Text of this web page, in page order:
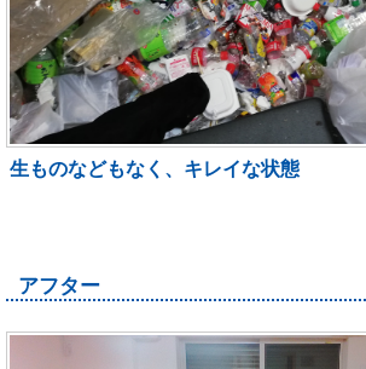
生ものなどもなく、キレイな状態
アフター